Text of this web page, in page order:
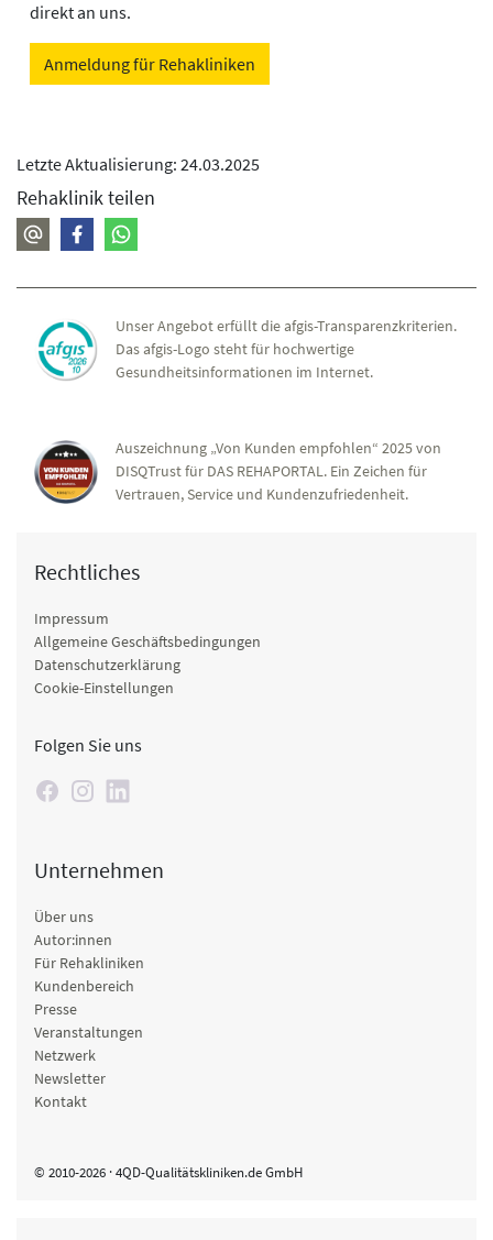
direkt an uns.
Anmeldung für Rehakliniken
Letzte Aktualisierung: 24.03.2025
Rehaklinik teilen
Unser Angebot erfüllt die afgis-Transparenzkriterien.
Das afgis-Logo steht für hochwertige
Gesundheitsinformationen im Internet.
Auszeichnung „Von Kunden empfohlen“ 2025 von
DISQTrust für DAS REHAPORTAL. Ein Zeichen für
Vertrauen, Service und Kundenzufriedenheit.
Rechtliches
Impressum
Allgemeine Geschäftsbedingungen
Datenschutzerklärung
Cookie-Einstellungen
Folgen Sie uns
Unternehmen
Über uns
Autor:innen
Für Rehakliniken
Kundenbereich
Presse
Veranstaltungen
Netzwerk
Newsletter
Kontakt
© 2010-2026 · 4QD-Qualitätskliniken.de GmbH